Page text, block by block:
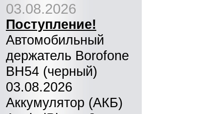
03.08.2026
Поступление!
Автомобильный
держатель Borofone
BH54 (черный)
03.08.2026
Аккумулятор (АКБ)